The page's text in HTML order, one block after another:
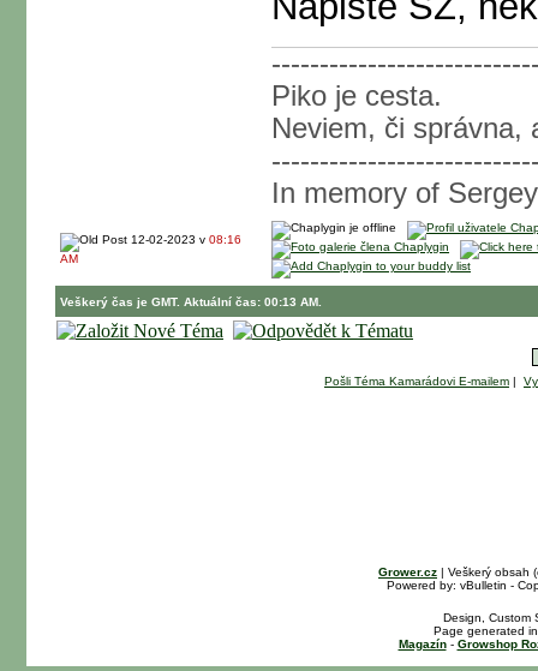
Piko je cesta.
Neviem, či správna,
In memory of
12-02-2023 v 08:16
AM
Veškerý čas je GMT. Aktuální čas: 00:13 AM.
Pošli Téma Kamarádovi E-mailem |
Grower.cz | Veškerý obsah
Powered by: vBulletin -
Design, Custom
Page generated
Magazín- Growshop